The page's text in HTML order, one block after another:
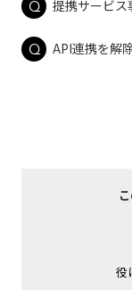
提携サービス
API連携を解
役